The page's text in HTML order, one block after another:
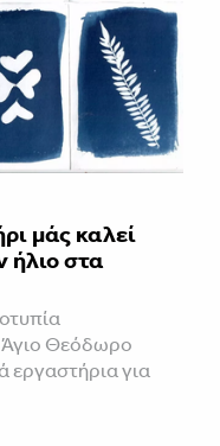
μάς καλεί
ήλιο στα
Άγιο Θεόδωρο
εργαστήρια για